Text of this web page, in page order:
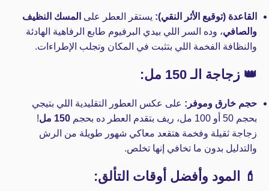
القاعدة (توقيع الأثر النقي): يستقر العطر على المسك النظيف
والصافي، وده السر اللي بيدي البرفيوم طابع الرفاهية الهادئة
والنظافة الفخمة اللي بتثبت في المكان وتجلب الإطراءات.
👑 زجاجة الـ 150 مل:
حجم خارق وموفر: على عكس العطور التقليدية اللي بتيجي
بحجم 50 أو 100 مل، ريف بتقدم العطر ده بحجم
150 مل
!
زجاجة ثقيلة وفخمة هتقعد معاكي شهور طويلة من الرش
والتدليل بدون ما تخافي إنها تخلص.
💄 المود وأفضل أوقات التألق: